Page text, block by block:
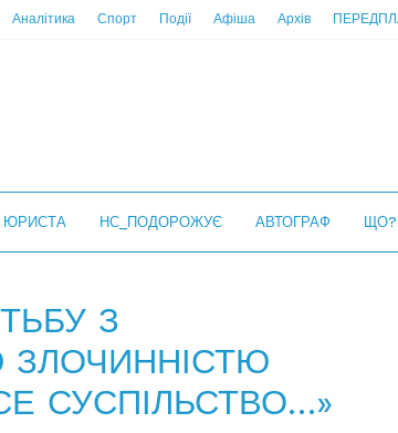
Аналітика Спорт Події Афіша Архів
ЮРИСТА НС_ПОДОРОЖУЄ АВТОГРАФ ЩО?
З
ЗЛОЧИННІСТЮ
СУСПІЛЬСТВО…»